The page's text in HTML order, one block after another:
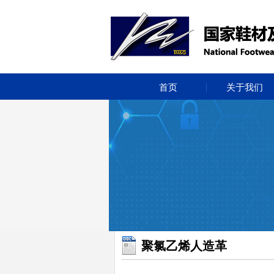
首页 关于我们
聚氯乙烯人造革